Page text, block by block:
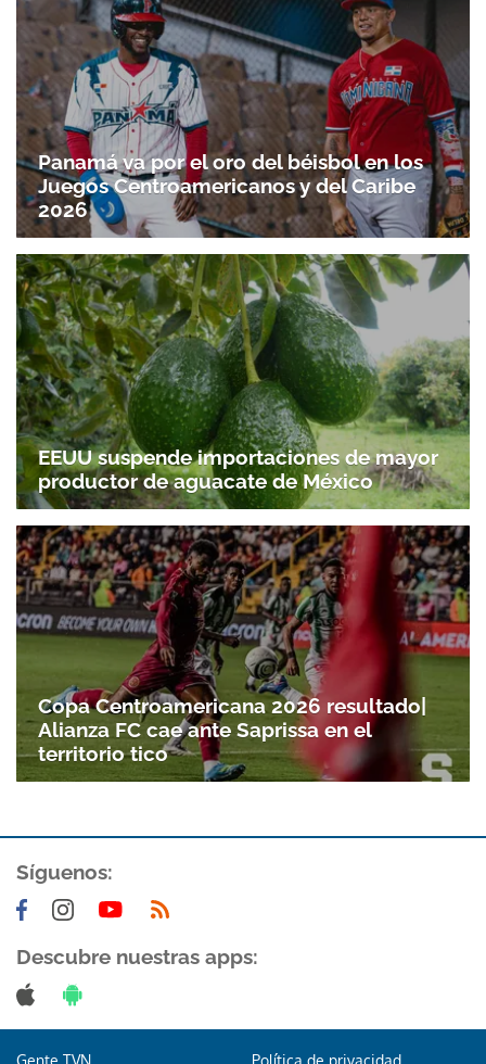
Panamá va por el oro del béisbol en los
Juegos Centroamericanos y del Caribe
2026
EEUU suspende importaciones de mayor
productor de aguacate de México
Copa Centroamericana 2026 resultado|
Alianza FC cae ante Saprissa en el
territorio tico
Síguenos:
Descubre nuestras apps:
Gente TVN Política de privacidad